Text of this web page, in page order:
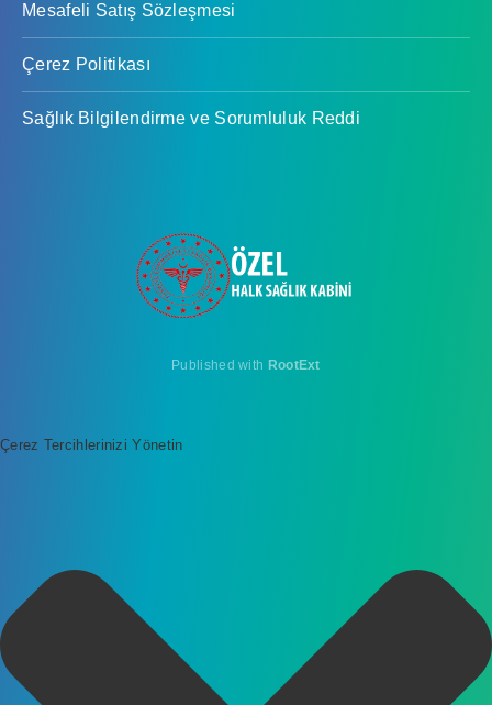
Mesafeli Satış Sözleşmesi
Çerez Politikası
Sağlık Bilgilendirme ve Sorumluluk Reddi
Published with RootExt
Çerez Tercihlerinizi Yönetin